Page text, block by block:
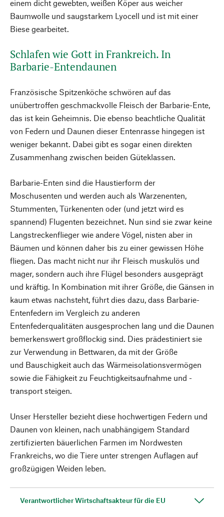
einem dicht gewebten, weißen Köper aus weicher
Baumwolle und saugstarkem Lyocell und ist mit einer
Biese gearbeitet.
Schlafen wie Gott in Frankreich. In
Barbarie-Entendaunen
Französische Spitzenköche schwören auf das
unübertroffen geschmackvolle Fleisch der Barbarie-Ente,
das ist kein Geheimnis. Die ebenso beachtliche Qualität
von Federn und Daunen dieser Entenrasse hingegen ist
weniger bekannt. Dabei gibt es sogar einen direkten
Zusammenhang zwischen beiden Güteklassen.
Barbarie-Enten sind die Haustierform der
Moschusenten und werden auch als Warzenenten,
Stummenten, Türkenenten oder (und jetzt wird es
spannend) Flugenten bezeichnet. Nun sind sie zwar keine
Langstreckenflieger wie andere Vögel, nisten aber in
Bäumen und können daher bis zu einer gewissen Höhe
fliegen. Das macht nicht nur ihr Fleisch muskulös und
mager, sondern auch ihre Flügel besonders ausgeprägt
und kräftig. In Kombination mit ihrer Größe, die Gänsen in
kaum etwas nachsteht, führt dies dazu, dass Barbarie-
Entenfedern im Vergleich zu anderen
Entenfederqualitäten ausgesprochen lang und die Daunen
bemerkenswert großflockig sind. Dies prädestiniert sie
zur Verwendung in Bettwaren, da mit der Größe
und Bauschigkeit auch das Wärmeisolationsvermögen
sowie die Fähigkeit zu Feuchtigkeitsaufnahme und -
transport steigen.
Unser Hersteller bezieht diese hochwertigen Federn und
Daunen von kleinen, nach unabhängigem Standard
zertifizierten bäuerlichen Farmen im Nordwesten
Frankreichs, wo die Tiere unter strengen Auflagen auf
großzügigen Weiden leben.
Verantwortlicher Wirtschaftsakteur für die EU